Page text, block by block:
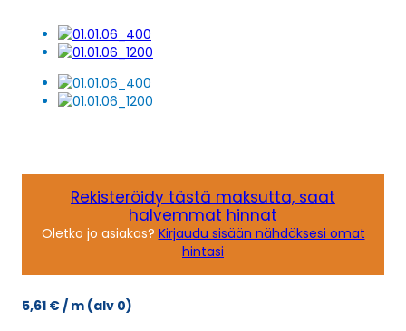
Rekisteröidy tästä maksutta, saat
halvemmat hinnat
Oletko jo asiakas? Kirjaudu sisään nähdäksesi omat
hintasi
5,61 €/ m (alv 0)